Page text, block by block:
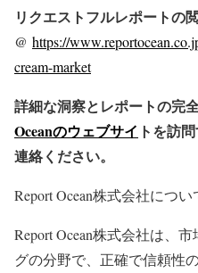
リクエストフルレポートの
@ https://
cream-market
詳細な洞察とレポートの完
Oceanのウェブサイ トを訪
連絡ください。
Report Ocean株式会社につい
Report Ocean株式会社は、
グの分野で、正確で信頼性